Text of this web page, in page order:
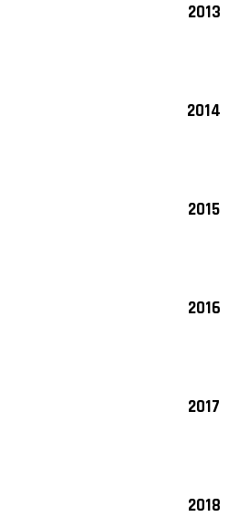
2013
2014
2015
2016
2017
2018